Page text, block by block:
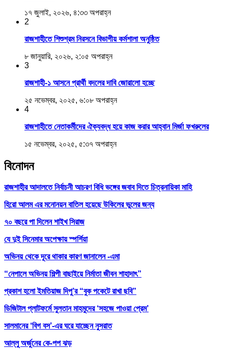
১৭ জুলাই, ২০২৬, ৪:৩৩ অপরাহ্ন
2
রাজশাহীতে শিশুশ্রম নিরসনে বিভাগীয় কর্মশালা অনুষ্ঠিত
৮ জানুয়ারি, ২০২৬, ২:০৫ অপরাহ্ন
3
রাজশাহী-১ আসনে প্রার্থী বদলের দাবি জোরালো হচ্ছে
২৫ নভেম্বর, ২০২৫, ৬:০৮ অপরাহ্ন
4
রাজশাহীতে নেতাকর্মীদের ঐক্যবদ্ধ হয়ে কাজ করার আহ্বান মির্জা ফখরুলের
১৫ নভেম্বর, ২০২৫, ৫:৩৭ অপরাহ্ন
বিনোদন
রাজশাহীর আদালতে নির্বাচনী আচরণ বিধি ভঙ্গের জবাব দিতে চিত্রনায়িকা মাহি
হিরো আলম এর মনোনয়ন বাতিল হয়েছে উকিলের ভুলের জন্য
৭০ বছরে পা দিলেন শাইখ সিরাজ
যে দুই সিনেমার অপেক্ষায় স্পর্শিয়া
অভিনয় থেকে দূরে থাকার কারণ জানালেন -এমা
“নেপালে অভিনয় শিল্পী বাছাইয়ে নির্মাতা জীবন শাহাদাৎ”
প্রকাশ হলো ইমতিয়াজ দিপু’র “বুক পকেটে রাখা ছবি”
ডিজিটাল প্লাটফর্মে সুলতান মাহমুদের ‘সহজে পাওয়া প্রেম’
সালমানের ‘বিগ বস’-এর ঘরে যাচ্ছেন নুসরাত
আল্লু অর্জুনের কে-পপ ঝড়